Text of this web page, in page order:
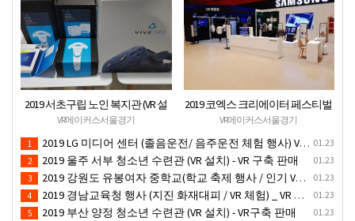
2019 서초구립 노인 복지관 (VR 설
치) - VR 구축 판매
VR메이커스서울경기
2019 코엑스 크리에이터 페스티벌
VR체험 부스 (인기 VR 체험) - VR렌
탈대여 행사
VR메이커스서울경기
01.23
1 2019 LG 미디어 센터 (졸음운전/ 음주운전 체험 행사) VR 체험 - VR 렌탈대여 행사
01.23
2 2019 울주 서부 청소년 수련관 (VR 설치) - VR 구축 판매
01.23
3 2019 강원도 유봉여자 중학교(학교 축제 행사 / 인기 VR 컨텐츠 ) - VR렌탈대여 행사
01.23
4 2019 경남교육청 행사 (지진 화재대피 / VR 체험) _ VR 렌탈대여행사
01.23
5 2019 부산 양정 청소년 수련관 (VR 설치) - VR구축 판매